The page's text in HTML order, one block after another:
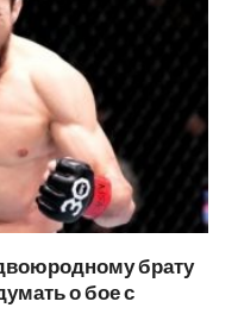
брату
о бое с